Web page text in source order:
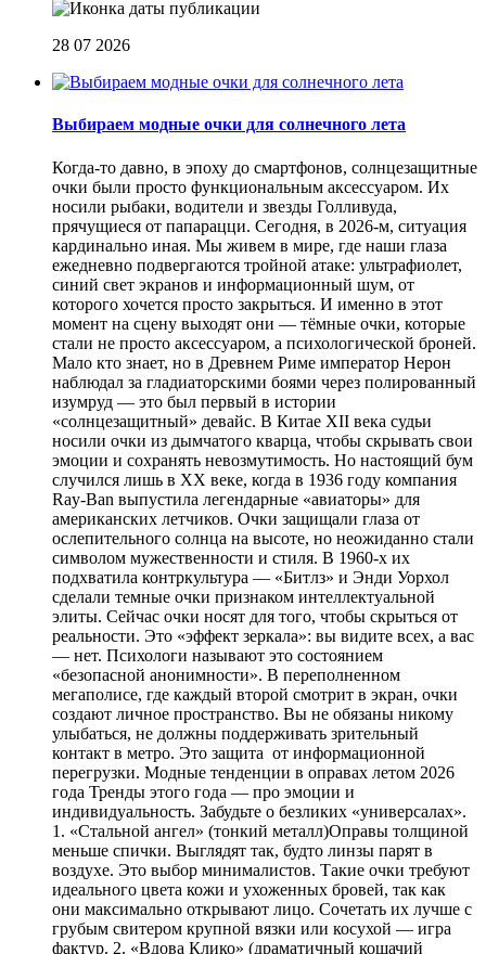
28 07 2026
Выбираем модные очки для солнечного лета
Когда-то давно, в эпоху до смартфонов, солнцезащитные
очки были просто функциональным аксессуаром. Их
носили рыбаки, водители и звезды Голливуда,
прячущиеся от папарацци. Сегодня, в 2026-м, ситуация
кардинально иная. Мы живем в мире, где наши глаза
ежедневно подвергаются тройной атаке: ультрафиолет,
синий свет экранов и информационный шум, от
которого хочется просто закрыться. И именно в этот
момент на сцену выходят они — тёмные очки, которые
стали не просто аксессуаром, а психологической броней.
Мало кто знает, но в Древнем Риме император Нерон
наблюдал за гладиаторскими боями через полированный
изумруд — это был первый в истории
«солнцезащитный» девайс. В Китае XII века судьи
носили очки из дымчатого кварца, чтобы скрывать свои
эмоции и сохранять невозмутимость. Но настоящий бум
случился лишь в XX веке, когда в 1936 году компания
Ray-Ban выпустила легендарные «авиаторы» для
американских летчиков. Очки защищали глаза от
ослепительного солнца на высоте, но неожиданно стали
символом мужественности и стиля. В 1960-х их
подхватила контркультура — «Битлз» и Энди Уорхол
сделали темные очки признаком интеллектуальной
элиты. Сейчас очки носят для того, чтобы скрыться от
реальности. Это «эффект зеркала»: вы видите всех, а вас
— нет. Психологи называют это состоянием
«безопасной анонимности». В переполненном
мегаполисе, где каждый второй смотрит в экран, очки
создают личное пространство. Вы не обязаны никому
улыбаться, не должны поддерживать зрительный
контакт в метро. Это защита от информационной
перегрузки. Модные тенденции в оправах летом 2026
года Тренды этого года — про эмоции и
индивидуальность. Забудьте о безликих «универсалах».
1. «Стальной ангел» (тонкий металл)Оправы толщиной
меньше спички. Выглядят так, будто линзы парят в
воздухе. Это выбор минималистов. Такие очки требуют
идеального цвета кожи и ухоженных бровей, так как
они максимально открывают лицо. Сочетать их лучше с
грубым свитером крупной вязки или косухой — игра
фактур. 2. «Вдова Клико» (драматичный кошачий